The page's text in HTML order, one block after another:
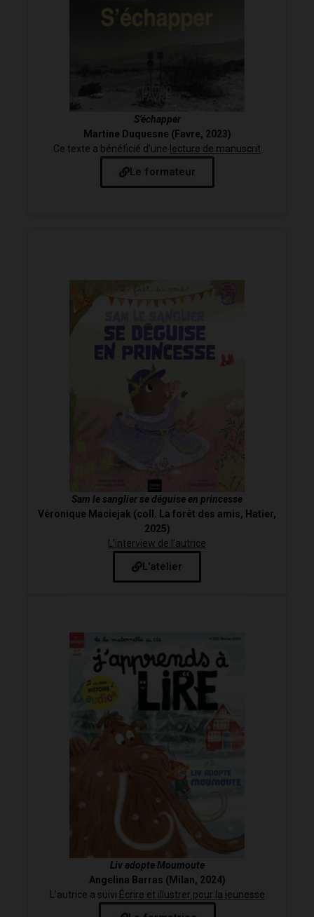
S’échapper
Martine Duquesne (Favre, 2023)
Ce texte a bénéficié d’une lecture de manuscrit
Le formateur
Sam le sanglier se déguise en princesse
Véronique Maciejak (coll. La forêt des amis, Hatier,
2025)
L’interview de l’autrice
L'atelier
Liv adopte Moumoute
Angelina Barras (Milan, 2024)
L’autrice a suivi Écrire et illustrer pour la jeunesse